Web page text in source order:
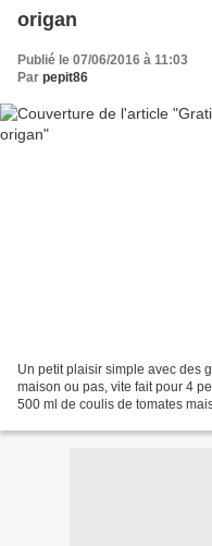
origan
Publié le 07/06/2016 à 11:03
Par pepit86
Un petit plaisir simple avec des
maison ou pas, vite fait pour 4
500 ml de coulis de tomates